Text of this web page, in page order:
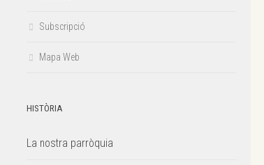
Subscripció
Mapa Web
HISTÒRIA
La nostra parròquia